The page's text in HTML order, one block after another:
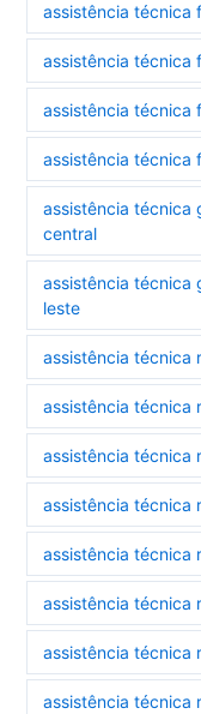
assistência técnica
assistência técnica
assistência técnica
assistência técnica
assistência técnica
central
assistência técnica
leste
assistência técnica
assistência técnica
assistência técnica
assistência técnica
assistência técnica
assistência técnica
assistência técnica
assistência técnica